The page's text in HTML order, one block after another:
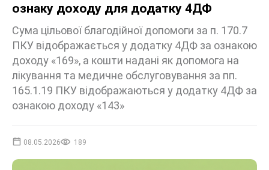
ознаку доходу для додатку 4ДФ
Сума цільової благодійної допомоги за п. 170.7
ПКУ відображається у додатку 4ДФ за ознакою
доходу «169», а кошти надані як допомога на
лікування та медичне обслуговування за пп.
165.1.19 ПКУ відображаються у додатку 4ДФ за
ознакою доходу «143»
08.05.2026 189